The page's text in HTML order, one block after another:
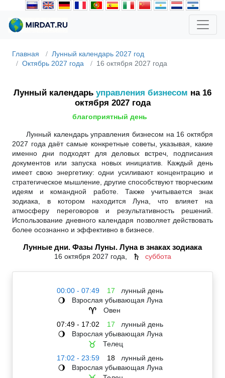
Главная
Лунный календарь 2027 год
Октябрь 2027 года
16 октября 2027 года
Лунный календарь управления бизнесом на 16
октября 2027 года
благоприятный день
Лунный календарь управления бизнесом на 16 октября
2027 года даёт самые конкретные советы, указывая, какие
именно дни подходят для деловых встреч, подписания
документов или запуска новых инициатив. Каждый день
имеет свою энергетику: одни усиливают концентрацию и
стратегическое мышление, другие способствуют творческим
идеям и командной работе. Также учитывается знак
зодиака, в котором находится Луна, что влияет на
атмосферу переговоров и результативность решений.
Использование дневного календаря позволяет действовать
более осознанно и эффективно в бизнесе.
Лунные дни. Фазы Луны. Луна в знаках зодиака
16 октября 2027 года, ♄ суббота
00:00 - 07:49 17 лунный день
🌖 Взрослая убывающая Луна
♈
Овен
07:49 - 17:02
17 лунный день
🌖 Взрослая убывающая Луна
♉
Телец
17:02 - 23:59
18 лунный день
🌖 Взрослая убывающая Луна